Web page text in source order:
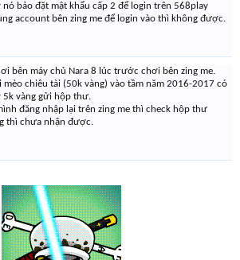
nó bảo đặt mật khẩu cấp 2 để login trên 568play
account bên zing me để login vào thì không được.
bên máy chủ Nara 8 lúc trước chơi bên zing me.
mèo chiêu tài (50k vàng) vào tầm năm 2016-2017 có
5k vàng gửi hộp thư.
đăng nhập lại trên zing me thì check hộp thư
thì chưa nhận được.